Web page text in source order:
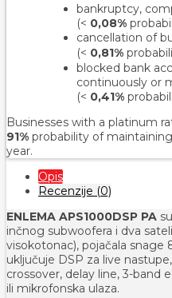
bankruptcy,
(< 0,08%
cancellation of
(< 0,81%
blocked bank
continuously or
(< 0,41%
Businesses with a platinum
91% probability of
year.
Opis
Recenzije (0)
ENLEMA APS1000DSP PA
inčnog subwoofera i dva
visokotonac), pojačala
uključuje DSP za live
crossover, delay line, 3-band
ili mikrofonska ulaza.